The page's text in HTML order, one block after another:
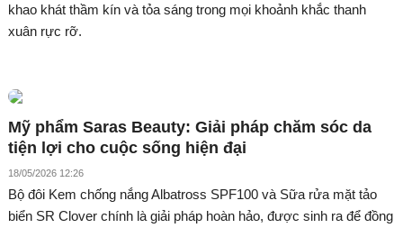
khao khát thầm kín và tỏa sáng trong mọi khoảnh khắc thanh
xuân rực rỡ.
Mỹ phẩm Saras Beauty: Giải pháp chăm sóc da
tiện lợi cho cuộc sống hiện đại
18/05/2026 12:26
Bộ đôi Kem chống nắng Albatross SPF100 và Sữa rửa mặt tảo
biển SR Clover chính là giải pháp hoàn hảo, được sinh ra để đồng